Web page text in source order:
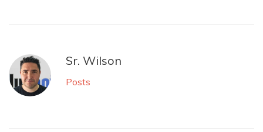
Sr. Wilson
Posts